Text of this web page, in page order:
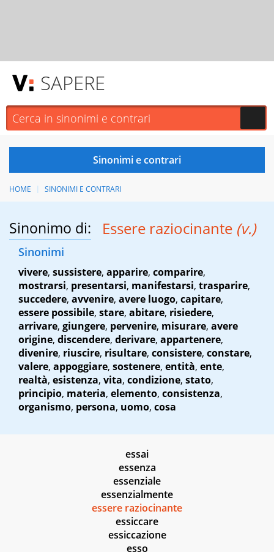
SAPERE
HOME SINONIMI E CONTRARI
Sinonimo di: Essere raziocinante (v.)
Sinonimi
vivere, sussistere, apparire, comparire,
mostrarsi, presentarsi, manifestarsi, trasparire,
succedere, avvenire, avere luogo, capitare,
essere possibile, stare, abitare, risiedere,
arrivare, giungere, pervenire, misurare, avere
origine, discendere, derivare, appartenere,
divenire, riuscire, risultare, consistere, constare,
valere, appoggiare, sostenere, entità, ente,
realtà, esistenza, vita, condizione, stato,
principio, materia, elemento, consistenza,
organismo, persona, uomo, cosa
essai
essenza
essenziale
essenzialmente
essere raziocinante
essiccare
essiccazione
esso